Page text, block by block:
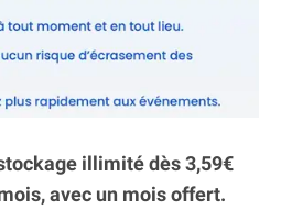
illimité dès 3,59€
avec un mois offert.